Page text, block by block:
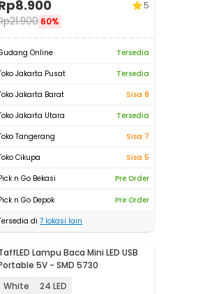
8.900
21.900 60%
5
Online
Tersedia
Jakarta Pusat
Tersedia
Jakarta Barat
Sisa 8
Jakarta Utara
Tersedia
Tangerang
Sisa 7
Cikupa
Sisa 5
n Go Bekasi
Pre Order
n Go Depok
Pre Order
di 7 lokasi lain
Lampu Baca Mini LED USB
5V - SMD 5730
White
24 LED